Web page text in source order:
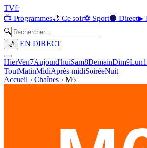
TVfr
📺 Programmes🌙 Ce soir⚽ Sport🔴 Direct▶
🔍
🌙 EN DIRECT
HierVen7Aujourd'huiSam8DemainDim9Lun
ToutMatinMidiAprès-midiSoiréeNuit
Accueil › Chaînes › M6